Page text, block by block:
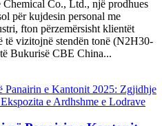
Co., Ltd., një prodhues
për kujdesin personal me
fton përzemërsisht klientët
të vizitojnë stendën tonë (‌N2H30-
Bukurisë CBE China...